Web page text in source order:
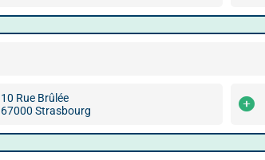
10 Rue Brûlée
67000 Strasbourg